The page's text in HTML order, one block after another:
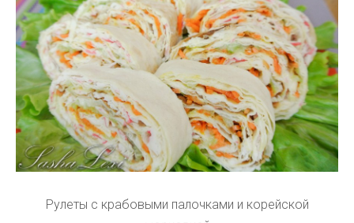
Рулеты с крабовыми палочками и корейской